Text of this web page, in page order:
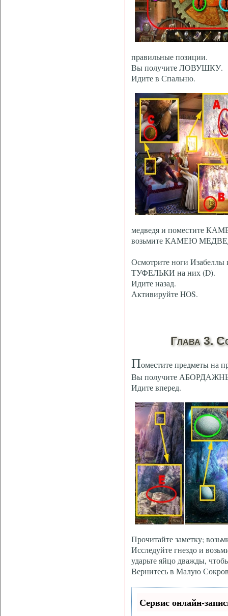
правильные позиции.
Вы получите ЛОВУШКУ.
Идите в Спальню.
медведя и поместите
возьмите КАМЕЮ
Осмотрите ноги
ТУФЕЛЬКИ на них (D).
Идите назад.
Активируйте HOS.
Глава 3.
Поместите предметы на
Вы получите
Идите вперед.
Прочитайте заметку;
Исследуйте гнездо и
ударьте яйцо дважды,
Вернитесь в Малую
Сервис онлайн-